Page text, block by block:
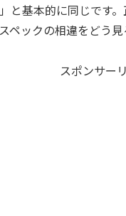
」と基本的に同じです
ックの相違をどう見
スポンサー